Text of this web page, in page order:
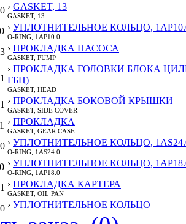
› GASKET, 13
GASKET, 13
› УПЛОТНИТЕЛЬНОЕ КОЛЬЦО,
O-RING, 1AP10.0
› ПРОКЛАДКА НАСОСА
GASKET, PUMP
› ПРОКЛАДКА ГОЛОВКИ БЛОКА
ГБЦ)
GASKET, HEAD
› ПРОКЛАДКА БОКОВОЙ КРЫШКИ
GASKET, SIDE COVER
› ПРОКЛАДКА
GASKET, GEAR CASE
› УПЛОТНИТЕЛЬНОЕ КОЛЬЦО,
O-RING, 1AS24.0
› УПЛОТНИТЕЛЬНОЕ КОЛЬЦО,
O-RING, 1AP18.0
› ПРОКЛАДКА КАРТЕРА
GASKET, OIL PAN
› УПЛОТНИТЕЛЬНОЕ КОЛЬЦО